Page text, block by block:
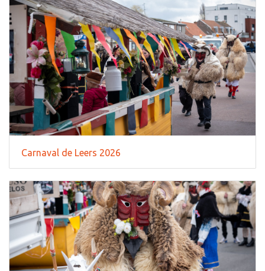
Carnaval de Leers 2026